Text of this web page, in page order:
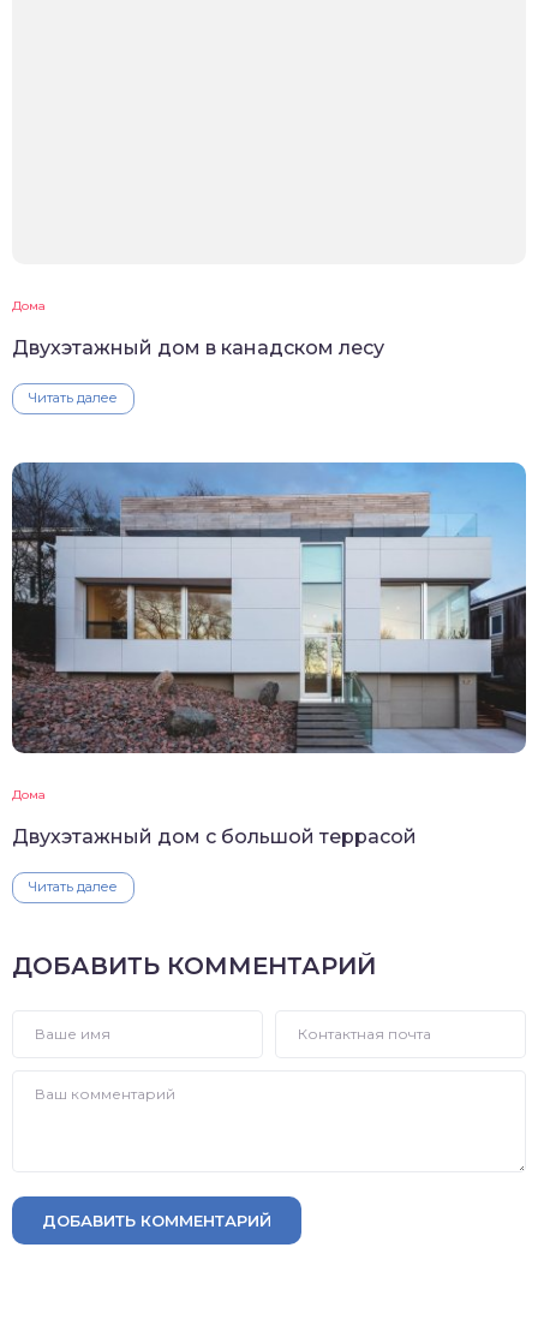
Дома
Двухэтажный дом в канадском лесу
Читать далее
Дома
Двухэтажный дом с большой террасой
Читать далее
ДОБАВИТЬ КОММЕНТАРИЙ
ДОБАВИТЬ КОММЕНТАРИЙ